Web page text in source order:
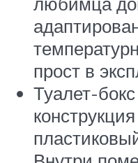
прост в
Туалет-